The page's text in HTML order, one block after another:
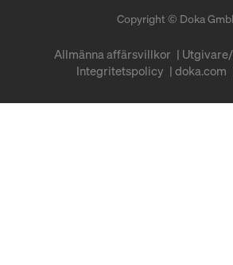
Copyright © Doka
Allmänna affärsvillkor
Integritetspolicy
doka.com